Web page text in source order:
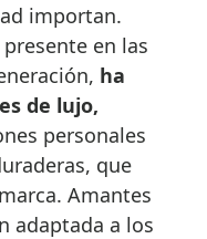
importan.
en las
ha
de lujo,
personales
que
Amantes
adaptada a los